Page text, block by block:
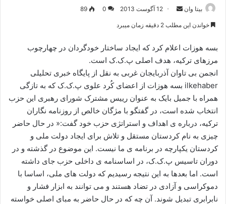
بیتا وان
ر
ا
12 آگوست 2013 0
89
خواندن این مطلب 2 دقیقه زمان میبرد
بسه هوزات اعلام کرد که ایجاد ساختار خودگردان در چهارچوب
مرزهای ترکیه، هدف اصلی پ.ک.ک است.
انجمن بی تاوان آذربایجان غربی به نقل از پایگاه خبری تحلیلی
ilkehaber بسه هوزات از اعضای کُرد علوی پ.ک.ک که به تازگی
همراه با جمیل بایک به عنوان رییس مشترک شورای رهبری این حزب
انتخاب شده است، در گفتگو با مژگان خالص از روزنامه نگاران
ترکیه، درباره ی اهداف و استراتژی حزب خود گفت:« در حال حاضر
چیزی به نام کردستان مستقل و تلاش برای ایجاد دولت ملی و
کردستان یکپارچه در برنامه ی ما نیست. این موضوع در گذشته و در
دوران تاسیس پ.ک.ک، در اساسنامه ی داخلی حزب جای داشته
است. اما بعدها به این نتیجه رسیدیم که دولت های ملی، اساسا با
دموکراسی و آزادی در تضاد هستند و می توانند به ابزار فشار و
نابرابری تبدیل شوند. آن چه که در حال حاضر به مبای اصلی خواسته